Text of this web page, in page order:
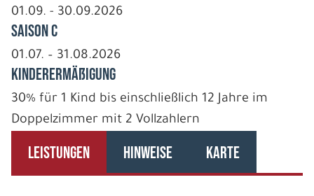
01.09. - 30.09.2026
Saison C
01.07. – 31.08.2026
Kinderermäßigung
30% für 1 Kind bis einschließlich 12 Jahre im
Doppelzimmer mit 2 Vollzahlern
LEISTUNGEN HINWEISE KARTE